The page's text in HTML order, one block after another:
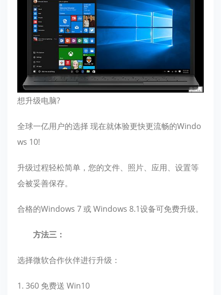
想升级电脑?
全球一亿用户的选择 现在就体验更快更流畅的Windo
ws 10!
升级过程轻松简单，您的文件、照片、应用、设置等
会被妥善保存。
合格的Windows 7 或 Windows 8.1设备可免费升级。
方法三：
选择微软合作伙伴进行升级：
1. 360 免费送 Win10